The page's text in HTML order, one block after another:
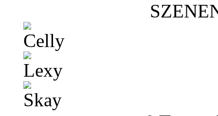
Celly
Lexy
Skay